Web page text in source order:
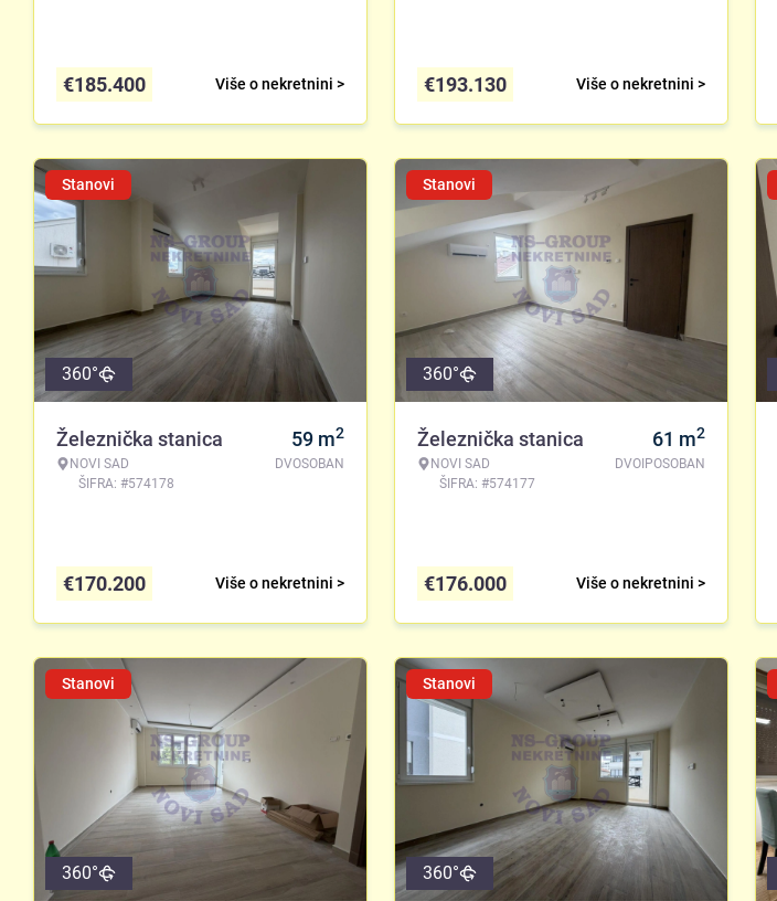
Više o nekretnini >
€185.400 Više o nekretnini >
€193.130
Stanovi
360°
Železnička stanica
NOVI SAD
ŠIFRA: #574178
59 m2
DVOSOBAN
Više o nekretnini >
€170.200
Stanovi
360°
Železnička stanica
NOVI SAD
ŠIFRA: #574177
61 m2
DVOIPOSOBAN
Više o nekretnini >
€176.000
Stanovi
360°
Stanovi
360°